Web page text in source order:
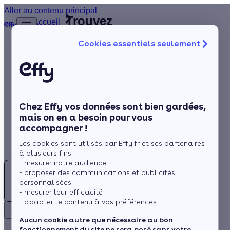
Cookies essentiels seulement
Chez Effy vos données sont bien gardées,
mais on en a besoin pour vous
accompagner !
Les cookies sont utilisés par Effy.fr et ses partenaires
à plusieurs fins :
- mesurer notre audience
- proposer des communications et publicités
personnalisées
- mesurer leur efficacité
- adapter le contenu à vos préférences.
Aucun cookie autre que nécessaire au bon
Aller au contenu principal
Chauffage
Rénovation globale
Aides et Primes
Actualités
Espace Client
Accueil
du fil
d’Ariane
Val-d'Oise
Trouvez
meilleur
solaires
(95)
Rechercher